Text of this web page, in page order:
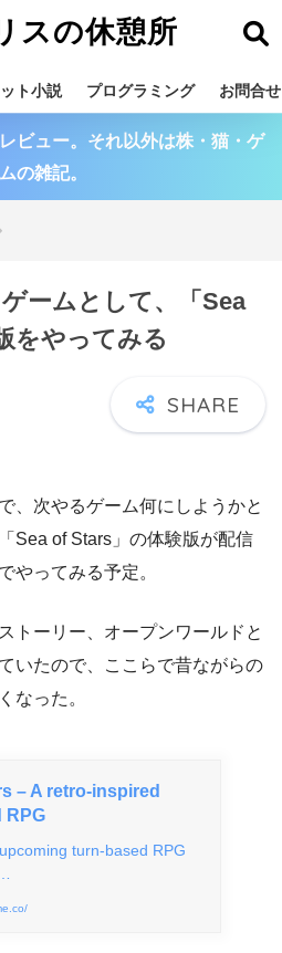
スの休憩所
ト小説 プログラミング お問合せ
ビュー。それ以外は株・猫・ゲ
の雑記。
ゲームとして、「Sea
をやってみる
、次やるゲーム何にしようかと
Sea of Stars」の体験版が配信
やってみる予定。
トーリー、オープンワールドと
いたので、ここらで昔ながらの
なった。
– A retro-inspired
RPG
turn-based RPG